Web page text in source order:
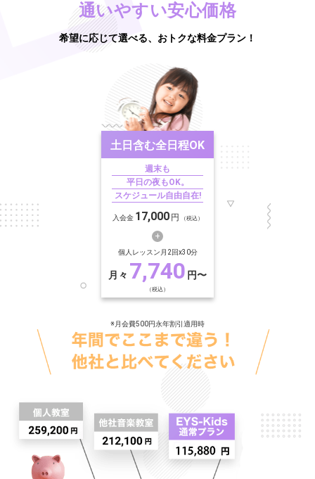
通いやすい安心価格
希望に応じて選べる、おトクな料金プラン！
土日含む全日程OK
週末も
平日の夜もOK。
スケジュール自由自在!
入会金 17,000 円 （税込）
個人レッスン月2回x30分
月々 7,740 円〜
（税込）
※月会費500円永年割引適用時